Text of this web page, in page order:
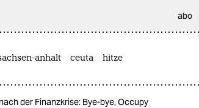
abo
anhalt ceuta hitze
der Finanzkrise: Bye-bye, Occupy